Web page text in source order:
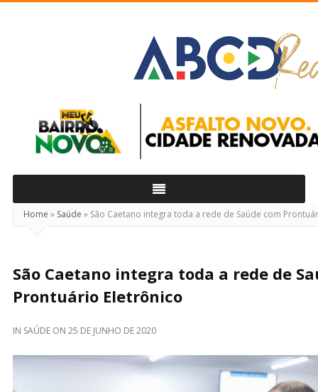
Real
Home » Saúde » São Caetano integra toda a rede de Saúde com
São Caetano integra toda a rede de
Prontuário Eletrônico
IN SAÚDE ON 25 DE JUNHO DE 2020